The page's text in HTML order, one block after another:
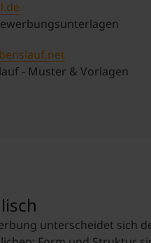
- Muster & Vorlagen
unterscheidet sich